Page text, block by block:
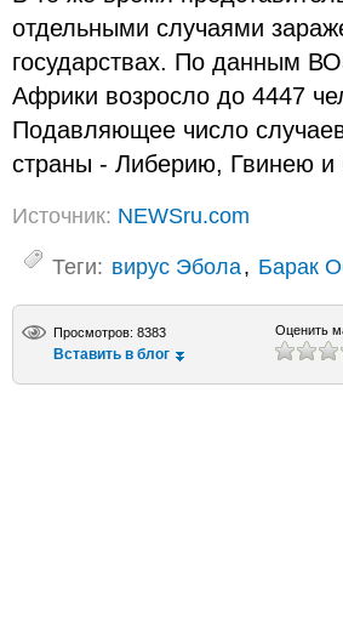
отдельными случаями
государствах. По данным
Африки возросло до 4447
Подавляющее число
страны - Либерию, Гвинею и
Источник: NEWSru.com
Теги: вирус Эбола, Барак
Просмотров: 8383
Вставить в блог
Оценить